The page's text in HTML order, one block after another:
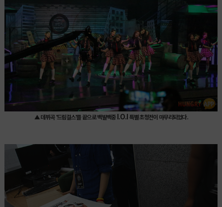
▲ 데뷔곡 '드림걸스'를 끝으로 백발백중 I.O.I 특별 초청전이 마무리되었다.